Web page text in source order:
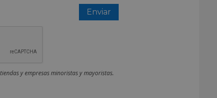
y empresas minoristas y mayoristas.